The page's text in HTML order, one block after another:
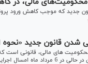
جدید که موجب کاهش ورود
شدن قانون جدید
‌های مالی، قانونی است
محکومان مالی ایجاد کرده است،